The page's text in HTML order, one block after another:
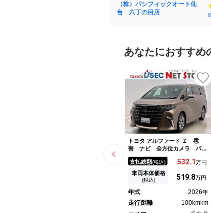
（株）パシフィックオート仙
台 六丁の目店
あなたにおすすめ
トヨタ アルファード Ｚ 雹
害 ナビ 全方位カメラ パノ
ラマルーフ 両側Ｐスライド
パワーバックドア ＥＴＣ２．
０ ＬＥＤライト バックモニ
ター 純正ドラレコ レーダー
支払総額(税込) 532.1万円
車両本体価格
(税込) 519.8万円
年式
2026年
走行距離
100kmkm